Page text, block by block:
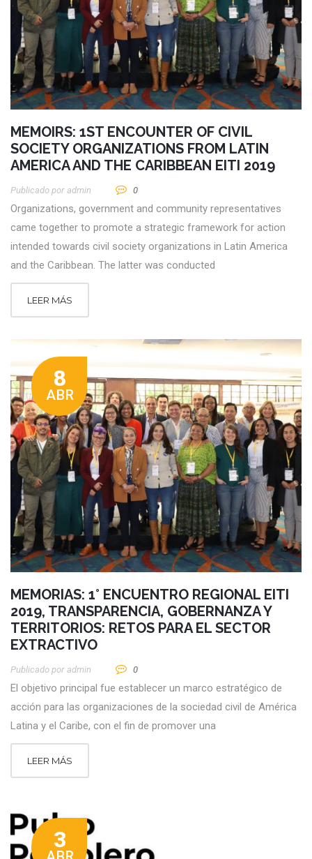
MEMOIRS: 1ST ENCOUNTER OF CIVIL
SOCIETY ORGANIZATIONS FROM LATIN
AMERICA AND THE CARIBBEAN EITI 2019
Publicado por Admin 0
Organizations, government and community representatives
came together to promote a strategic framework for action
intended towards civil society organizations in Latin America
and the Caribbean. The latter was conducted
LEER MÁS
8
ABR
MEMORIAS: 1° ENCUENTRO REGIONAL EITI
2019, TRANSPARENCIA, GOBERNANZA Y
TERRITORIOS: RETOS PARA EL SECTOR
EXTRACTIVO
Publicado por Admin 0
El objetivo principal fue establecer un marco estratégico de
acción para las organizaciones de la sociedad civil de América
Latina y el Caribe, con el fin de promover una
LEER MÁS
3